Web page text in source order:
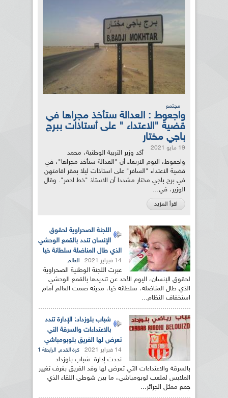
مجتمع
واجعوط : العدالة ستأخذ مجراها في
قضية "الاعتداء " على أستاذات ببرج
باجي مختار
19 مايو 2021
أكد وزير التربية الوطنية، محمد
واجعوط، اليوم الاربعاء أن "العدالة ستأخذ مجراها"، في
قضية الاعتداء "السافر" على استاذات ليلا بمقر اقامتهن
في برج باجي مختار مشددا أن الاستاذ "خط احمر". وقال
الوزير، في...
اقرأ المزيد
اللجنة الصحراوية لحقوق
الإنسان تندد بالقمع الوحشي
الذي طال المناضلة سلطانة خيا
14 فبراير 2021 العالم
عبرت اللجنة الوطنية الصحراوية
لحقوق الإنسان، اليوم الأحد عن تنديدها بالقمع الوحشي
الذي طال المناضلة، سلطانة خيا، مدينة صمت العالم أمام
استخفاف النظام...
شباب بلوزداد: الإدارة تندد
بالاعتداءات والسرقة التي
تعرض لها الفريق بلوبومباشي
14 فبراير 2021 كرة القدم, الرابطة 1
نددت إدارة شباب بلوزداد
بالسرقة والاعتداءات التي تعرض لها وفد الفريق بغرف تغيير
الملابس لملعب لوبومباشي، ما بين شوطي اللقاء الذي
جمع ممثل الجزائر...